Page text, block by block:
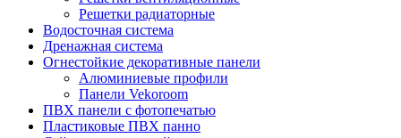
Решетки радиаторные
Водосточная система
Дренажная система
Огнестойкие декоративные панели
Алюминиевые профили
Панели Vekoroom
ПВХ панели с фотопечатью
Пластиковые ПВХ панно